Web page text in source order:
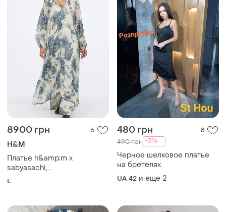
8900 грн 5
H&M
Платье h&amp;m x
sabyasachi,
лимитированная коллекция,
L
480 грн 8
490 грн -3%
Черное шелковое платье
на бретелях.
UA 42 и еще 2